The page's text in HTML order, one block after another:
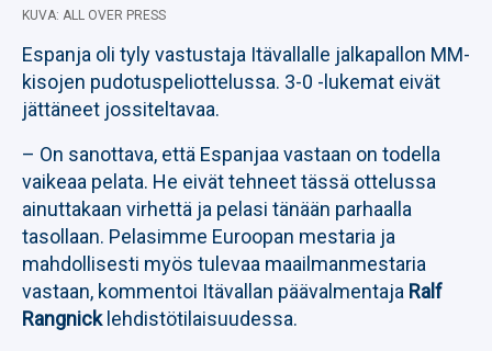
KUVA: ALL OVER PRESS
Espanja oli tyly vastustaja Itävallalle jalkapallon MM-
kisojen pudotuspeliottelussa. 3-0 -lukemat eivät
jättäneet jossiteltavaa.
– On sanottava, että Espanjaa vastaan on todella
vaikeaa pelata. He eivät tehneet tässä ottelussa
ainuttakaan virhettä ja pelasi tänään parhaalla
tasollaan. Pelasimme Euroopan mestaria ja
mahdollisesti myös tulevaa maailmanmestaria
vastaan, kommentoi Itävallan päävalmentaja Ralf
Rangnicklehdistötilaisuudessa.